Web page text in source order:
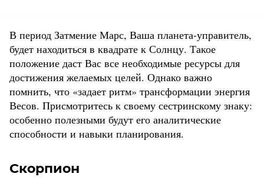
В период Затмение Марс, Ваша планета-управитель,
будет находиться в квадрате к Солнцу. Такое
положение даст Вас все необходимые ресурсы для
достижения желаемых целей. Однако важно
помнить, что «задает ритм» трансформации энергия
Весов. Присмотритесь к своему сестринскому знаку:
особенно полезными будут его аналитические
способности и навыки планирования.
Скорпион